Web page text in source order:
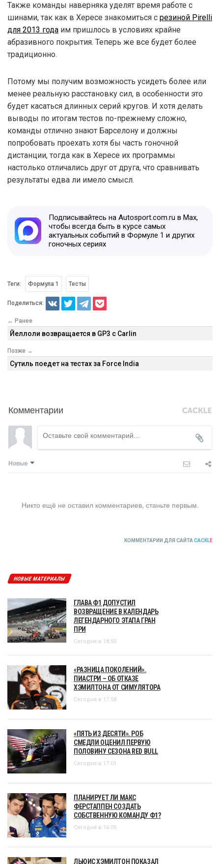
Также команды наверняка уделят время работе с
шинами, так как в Хересе знакомиться с резиной Pirelli
для 2013 года им пришлось в условиях крайне
абразивного покрытия. Теперь же все будет более
традиционно.
Потому мы получим возможность усидеть более или
менее реальную расстановку сил, в особенности это
будет касаться длинных серий кругов. И хотя делать
выводы по итогам тестов по-прежнему сложно,
команды отлично знают Барселону и должны
попробовать проехать хотя бы часть гоночной
дистанции, тогда как в Хересе их программы
настолько отличались друг от друга, что сравнивать
результаты едва ли имело смысл.
Подписывайтесь на Autosport.com.ru в Max,
чтобы всегда быть в курсе самых
актуальных событий в Формуле 1 и других
гоночных сериях
Теги: Формула 1 Тесты
Поделиться:
← Ранее
Йеллоли возвращается в GP3 с Carlin
Позже →
Сутиль поедет на тестах за Force India
Комментарии
Новые
Никто ещё не оставил комментариев, станьте первым.
КОММЕНТАРИИ ДЛЯ САЙТАCACKLE
НОВЫЕ МАТЕРИАЛЫ
ГЛАВА Ф1 ДОПУСТИЛ
ВОЗВРАЩЕНИЕ В КАЛЕНДАРЬ
ЛЕГЕНДАРНОГО ЭТАПА ГРАН
ПРИ
Сегодня в 18:55
«РАЗНИЦА ПОКОЛЕНИЙ».
ПИАСТРИ – ОБ ОТКАЗЕ
ХЭМИЛТОНА ОТ СИМУЛЯТОРА
Сегодня в 17:58
«ПЯТЬ ИЗ ДЕСЯТИ». РОБ
СМЕДЛИ ОЦЕНИЛ ПЕРВУЮ
ПОЛОВИНУ СЕЗОНА RED BULL
Сегодня в 17:01
ПЛАНИРУЕТ ЛИ МАКС
ФЕРСТАППЕН СОЗДАТЬ
СОБСТВЕННУЮ КОМАНДУ Ф1?
Сегодня в 16:05
ЛЬЮИС ХЭМИЛТОН ПОКАЗАЛ